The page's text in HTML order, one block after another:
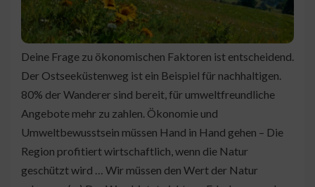
Deine Frage zu ökonomischen Faktoren ist entscheidend.
Der Ostseeküstenweg ist ein Beispiel für nachhaltigen.
80% der Wanderer sind bereit, für umweltfreundliche
Angebote mehr zu zahlen. Ökonomie und
Umweltbewusstsein müssen Hand in Hand gehen – Die
Region profitiert wirtschaftlich, wenn die Natur
geschützt wird … Wir müssen den Wert der Natur